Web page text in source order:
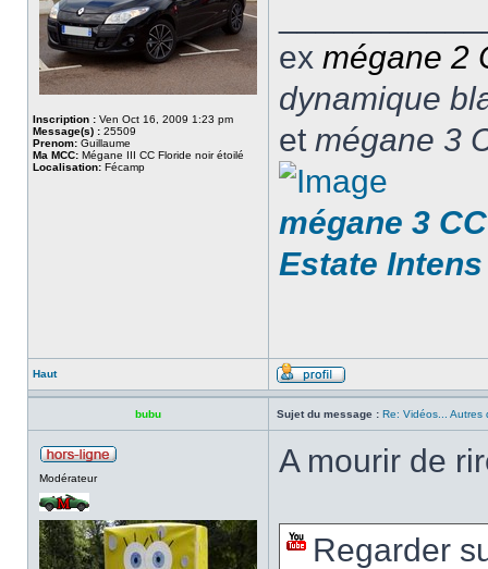
Inscription : Ven Oct 16, 2009 1:23 pm
Message(s) : 25509
Prenom: Guillaume
Ma MCC: Mégane III CC Floride noir étoilé
Localisation: Fécamp
ex mégane 2
dynamique
et mégane 3
mégane 3
Estate
Haut
bubu Sujet du message : Re: Vidéos... Autres
Modérateur A mourir de
Regarder